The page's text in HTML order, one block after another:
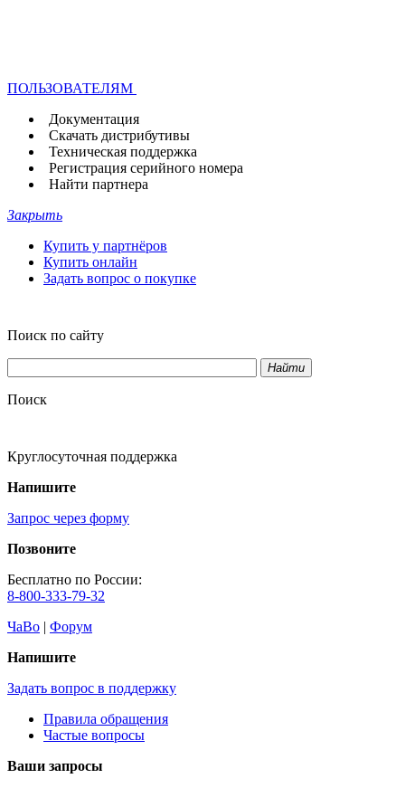
ПОЛЬЗОВАТЕЛЯМ
Документация
Скачать дистрибутивы
Техническая поддержка
Регистрация серийного номера
Найти партнера
Закрыть
Купить у партнёров
Купить онлайн
Задать вопрос о покупке
Поиск по сайту
Найти
Поиск
Круглосуточная поддержка
Напишите
Запрос через форму
Позвоните
Бесплатно по России:
8-800-333-79-32
ЧаВо | Форум
Напишите
Задать вопрос в поддержку
Правила обращения
Частые вопросы
Ваши запросы